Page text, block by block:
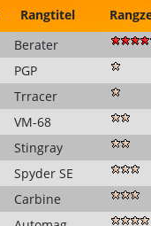
Rangtitel
Berater
PGP
Trracer
VM-68
Stingray
Spyder SE
Carbine